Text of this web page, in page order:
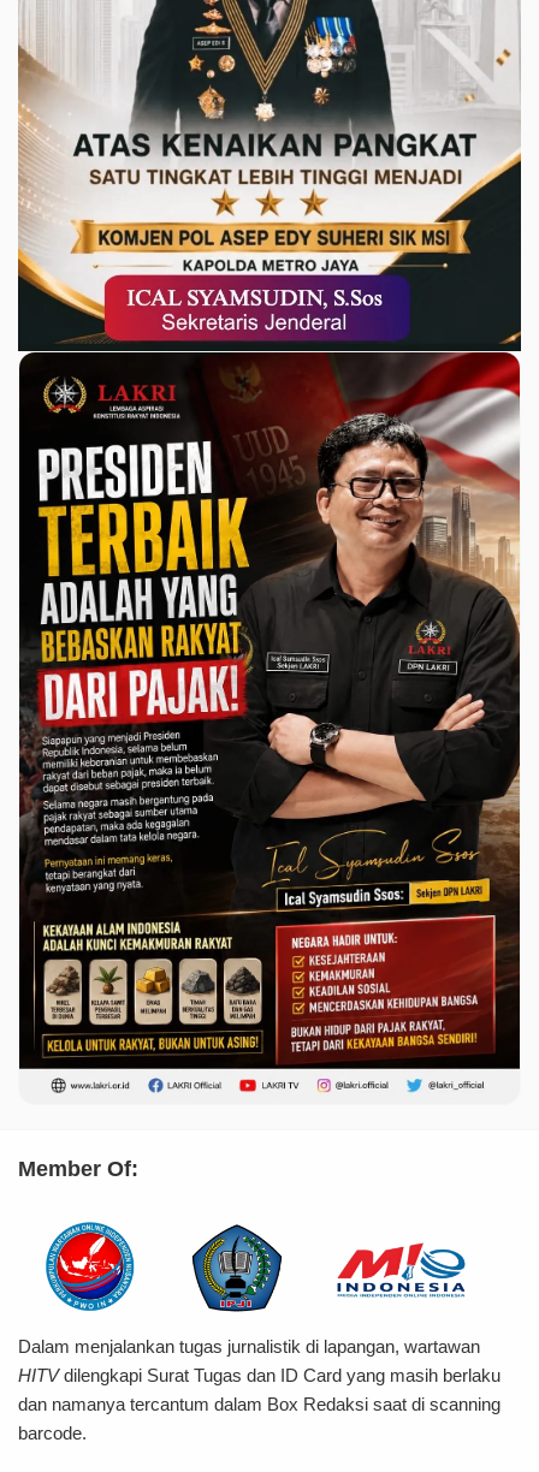
Member Of:
Dalam menjalankan tugas jurnalistik di lapangan, wartawan
HITVdilengkapi Surat Tugas dan ID Card yang masih berlaku
dan namanya tercantum dalam Box Redaksi saat di scanning
barcode.